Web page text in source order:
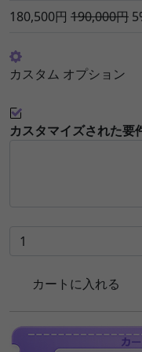
180,500円 190,000円
カスタム オプション
カスタマイズされた要
カートに入れる